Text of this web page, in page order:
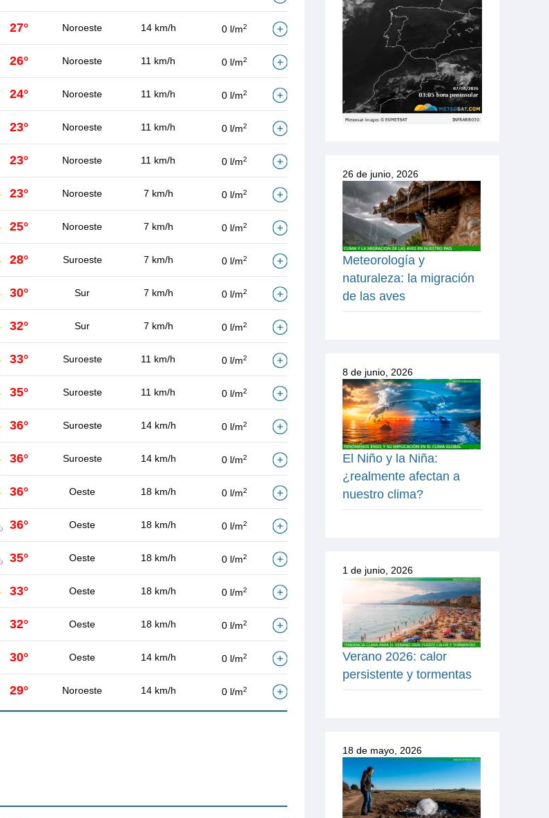
27° Noroeste 14 km/h 0 l/m2
26° Noroeste 11 km/h 0 l/m2
24° Noroeste 11 km/h 0 l/m2
23° Noroeste 11 km/h 0 l/m2
23° Noroeste 11 km/h 0 l/m2
23° Noroeste 7 km/h 0 l/m2
25° Noroeste 7 km/h 0 l/m2
28° Suroeste 7 km/h 0 l/m2
30° Sur 7 km/h 0 l/m2
32° Sur 7 km/h 0 l/m2
33° Suroeste 11 km/h 0 l/m2
35° Suroeste 11 km/h 0 l/m2
36° Suroeste 14 km/h 0 l/m2
36° Suroeste 14 km/h 0 l/m2
36° Oeste 18 km/h 0 l/m2
36° Oeste 18 km/h 0 l/m2
35° Oeste 18 km/h 0 l/m2
33° Oeste 18 km/h 0 l/m2
32° Oeste 18 km/h 0 l/m2
30° Oeste 14 km/h 0 l/m2
29° Noroeste 14 km/h 0 l/m2
26 de junio, 2026
Meteorología y
naturaleza: la migración
de las aves
8 de junio, 2026
El Niño y la Niña:
¿realmente afectan a
nuestro clima?
1 de junio, 2026
Verano 2026: calor
persistente y tormentas
18 de mayo, 2026